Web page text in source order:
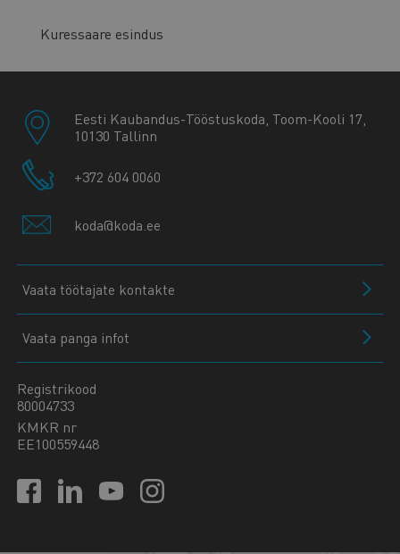
Kuressaare esindus
Eesti Kaubandus-Tööstuskoda, Toom-Kooli 17,
10130 Tallinn
+372 604 0060
koda@koda.ee
Vaata töötajate kontakte
Vaata panga infot
Registrikood
80004733
KMKR nr
EE100559448